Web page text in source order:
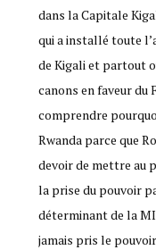
dans la Capitale
qui a installé toute
de Kigali et partout
canons en faveur du
comprendre
Rwanda parce que
devoir de mettre au
la prise du pouvoir
déterminant de la
jamais pris le